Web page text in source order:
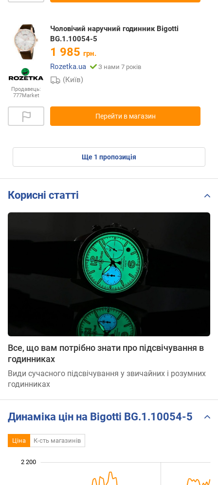
Продавець:
777Market
Чоловічий наручний годинник Bigotti
BG.1.10054-5
1 985 грн.
Rozetka.ua
З нами 7 років
(Київ)
Перейти в магазин
ще 1 пропозиція
Корисні статті
Все, що вам потрібно знати про підсвічування в
годинниках
Види сучасного підсвічування у звичайних і розумних
годинниках
Динаміка цін на Bigotti BG.1.10054-5
Ціна К-сть магазинів
2 200